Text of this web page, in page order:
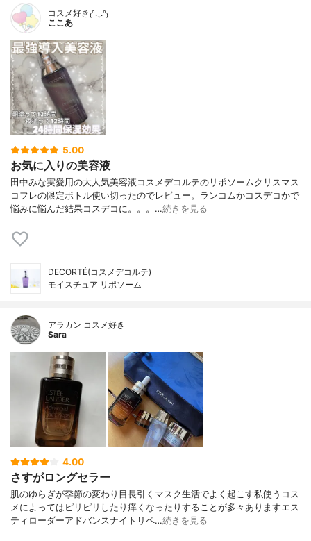
コスメ好き₍ᐢ.ˬ.ᐢ₎
ここあ
5.00
お気に入りの美容液
田中みな実愛用の大人気美容液コスメデコルテのリポソームクリスマス
コフレの限定ボトル使い切ったのでレビュー。ランコムかコスデコかで
悩みに悩んだ結果コスデコに。。。…続きを見る
DECORTÉ(コスメデコルテ)
モイスチュア リポソーム
アラカン コスメ好き
Sara
4.00
さすがロングセラー
肌のゆらぎが季節の変わり目長引くマスク生活でよく起こす私使うコス
メによってはピリピリしたり痒くなったりすることが多々ありますエス
ティローダーアドバンスナイトリペ…続きを見る